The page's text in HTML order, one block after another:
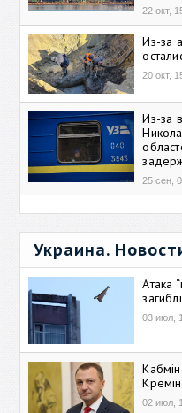
22 окт,
Из-за
20 окт,
Из-за
25 сен,
Украина.
Атака
загиблі
03 июл,
02 июл,